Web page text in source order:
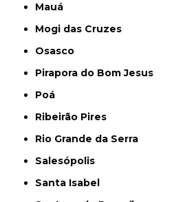
Mauá
Mogi das Cruzes
Osasco
Pirapora do Bom Jesus
Poá
Ribeirão Pires
Rio Grande da Serra
Salesópolis
Santa Isabel